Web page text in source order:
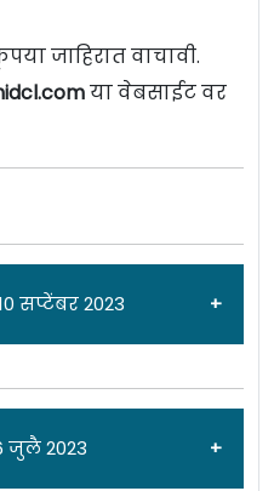
जाहिरात वाचावी.
या वेबसाईट वर
सप्टेंबर 2023
21/08/23
जुलै 2023